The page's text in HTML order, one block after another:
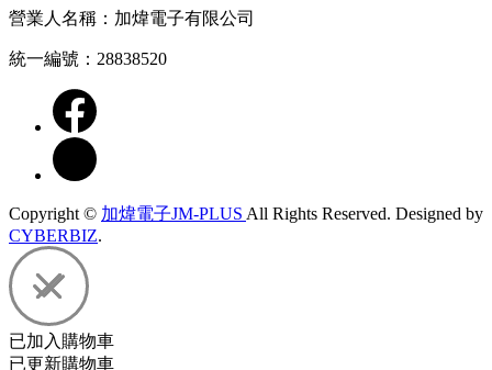
營業人名稱：加煒電子有限公司
統一編號：28838520
Copyright © 加煒電子JM-PLUS All Rights Reserved. Designed by
CYBERBIZ.
已加入購物車
已更新購物車